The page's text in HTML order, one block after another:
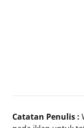
Catatan Penulis :